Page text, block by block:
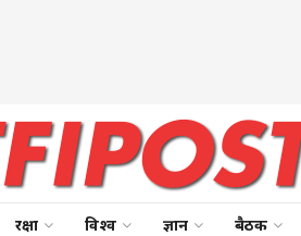
रक्षा विश्व ज्ञान बैठक